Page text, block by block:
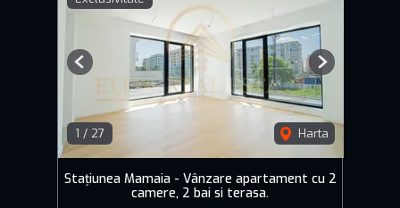
1 / 27 Harta
Previous Next
Stațiunea Mamaia - Vânzare apartament cu 2
camere, 2 bai si terasa.